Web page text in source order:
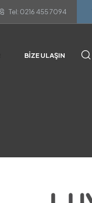
Tel: 0216 455 7094
BIZE ULAŞIN